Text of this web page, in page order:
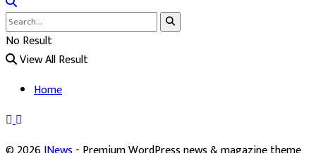
No Result
View All Result
Home